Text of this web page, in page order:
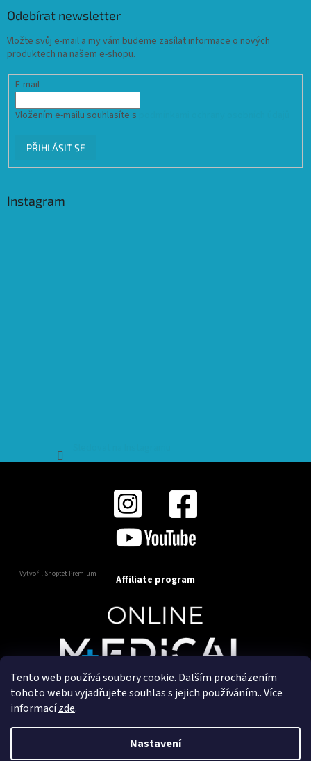
Tento web používá soubory cookie. Dalším procházením
tohoto webu vyjadřujete souhlas s jejich používáním.. Více
informacízde.
Nastavení
Odebírat newsletter
Vložte svůj e-mail a my vám budeme zasílat informace o nových
produktech na našem e-shopu.
E-mail
Vložením e-mailu souhlasíte s
PŘIHLÁSIT SE
Instagram
Vytvořil Shoptet Premium Affiliate program
Copyright 2025OnlineMedical.cz. Všechna práva
Vytvořil a marketingově zajišťuje